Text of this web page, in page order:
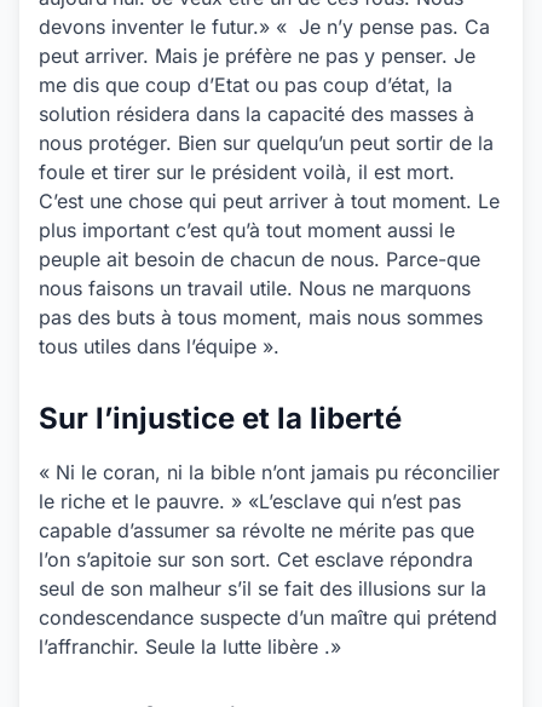
devons inventer le futur.» « Je n’y pense pas. Ca
peut arriver. Mais je préfère ne pas y penser. Je
me dis que coup d’Etat ou pas coup d’état, la
solution résidera dans la capacité des masses à
nous protéger. Bien sur quelqu’un peut sortir de la
foule et tirer sur le président voilà, il est mort.
C’est une chose qui peut arriver à tout moment. Le
plus important c’est qu’à tout moment aussi le
peuple ait besoin de chacun de nous. Parce-que
nous faisons un travail utile. Nous ne marquons
pas des buts à tous moment, mais nous sommes
tous utiles dans l’équipe ».
Sur l’injustice et la liberté
« Ni le coran, ni la bible n’ont jamais pu réconcilier
le riche et le pauvre. » «L’esclave qui n’est pas
capable d’assumer sa révolte ne mérite pas que
l’on s’apitoie sur son sort. Cet esclave répondra
seul de son malheur s’il se fait des illusions sur la
condescendance suspecte d’un maître qui prétend
l’affranchir. Seule la lutte libère .»